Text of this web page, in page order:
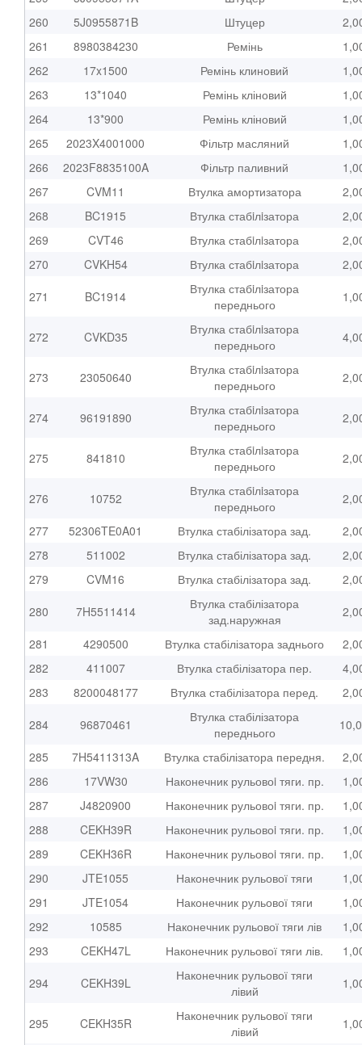
260
5J0955871B Штуцер
261
8980384230 Ремінь
262
17x1500 Ремінь клиновий
263
13*1040 Ремінь кліновий
264
13*900 Ремінь кліновий
265
2023X4001000 Фільтр масляний
266
2023F8835100A Фільтр паливний
267
CVM11 Втулка амортизатора
268
BC1915 Втулка стабiлiзатора
269
CVT46 Втулка стабiлiзатора
270
CVKH54 Втулка стабiлiзатора
271
BC1914
Втулка стабiлiзатора
переднього
272 CVKD35
Втулка стабiлiзатора
переднього
273 23050640
Втулка стабiлiзатора
переднього
274 96191890
Втулка стабiлiзатора
переднього
275 841810
Втулка стабiлiзатора
переднього
276 10752
Втулка стабiлiзатора
переднього
277
52306TE0A01 Втулка стабілізатора зад.
278
511002 Втулка стабілізатора зад.
279
CVM16 Втулка стабілізатора зад.
280
7H5511414
Втулка стабілізатора
зад.наружная
281
4290500 Втулка стабілізатора заднього
282
411007 Втулка стабілізатора пер.
283
8200048177 Втулка стабілізатора перед.
284
96870461
Втулка стабілізатора
переднього
285
7H5411313A Втулка стабілізатора передня.
286
17VW30 Наконечник рульовоi тяги. пр.
287
J4820900 Наконечник рульовоi тяги. пр.
288
CEKH39R Наконечник рульовоi тяги. пр.
289
CEKH36R Наконечник рульовоi тяги. пр.
290
JTE1055 Наконечник рульової тяги
291
JTE1054 Наконечник рульової тяги
292
10585 Наконечник рульової тяги лів
293
CEKH47L Наконечник рульової тяги лів.
294
CEKH39L
Наконечник рульової тяги
лівий
295 CEKH35R
Наконечник рульової тяги
лівий